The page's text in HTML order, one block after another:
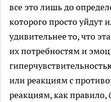
все это лишь до
которого просто уйдут
удивительнее то, что
их потребностям и
или реакциям с
реакциям, как